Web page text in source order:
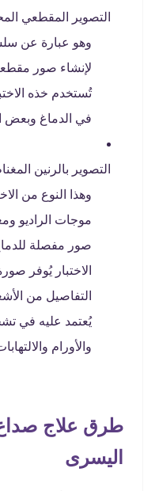
التصوير المقطعي
وهو عبارة عن
لإنشاء صور
تُستخدم خذه
في الدماغ وبعض
التصوير بالرنين
وهذا النوع من
موجات الراديو
صور مفصلة للدماغ
الاختبار يُوفر
التفاصيل من
يُعتمد عليه في
والأورام
طرق علاج
اليسرى